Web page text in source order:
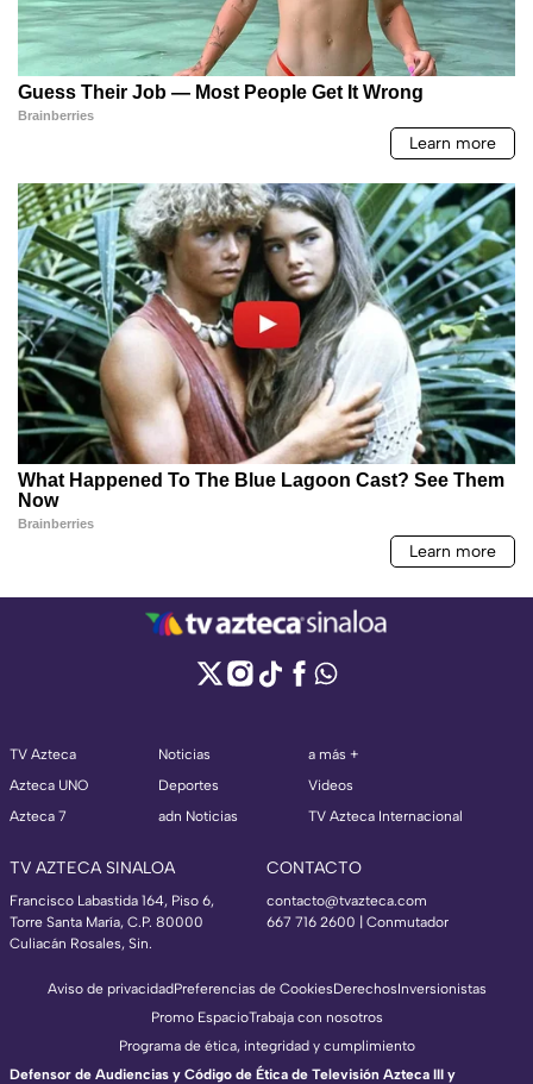
TV Azteca
Azteca UNO
Azteca 7
Noticias
Deportes
adn Noticias
a más +
Videos
TV Azteca Internacional
TV AZTECA SINALOA
Francisco Labastida 164, Piso 6,
Torre Santa María, C.P. 80000
Culiacán Rosales, Sin.
CONTACTO
contacto@tvazteca.com
667 716 2600 | Conmutador
Aviso de privacidadPreferencias de CookiesDerechosInversionistas
Promo EspacioTrabaja con nosotros
Programa de ética, integridad y cumplimiento
Defensor de Audiencias y Código de Ética de Televisión Azteca III y